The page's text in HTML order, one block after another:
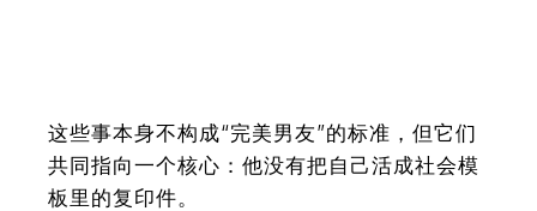
这些事本身不构成“完美男友”的标准，但它们
共同指向一个核心：他没有把自己活成社会模
板里的复印件。